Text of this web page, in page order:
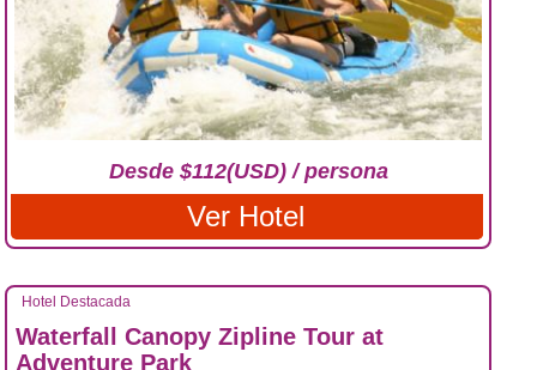
Desde $112(USD) / persona
Ver Hotel
Hotel Destacada
Waterfall Canopy Zipline Tour at
Adventure Park